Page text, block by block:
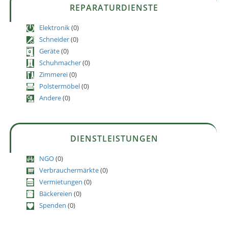
REPARATURDIENSTE
Elektronik(0)
Schneider(0)
Geräte(0)
Schuhmacher(0)
Zimmerei(0)
Polstermöbel(0)
Andere(0)
DIENSTLEISTUNGEN
NGO(0)
Verbrauchermärkte(0)
Vermietungen (0)
Bäckereien (0)
Spenden (0)